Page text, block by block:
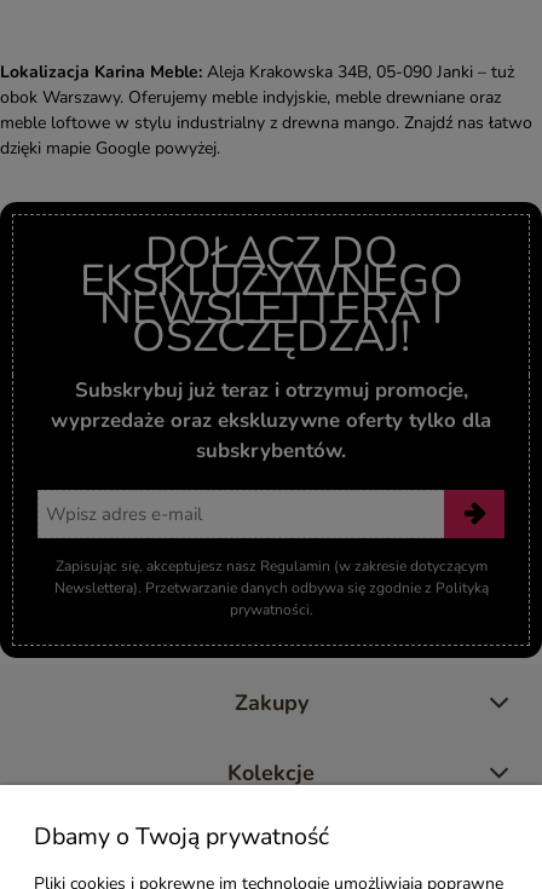
Lokalizacja Karina Meble: Aleja Krakowska 34B, 05-090 Janki – tuż
obok Warszawy. Oferujemy meble indyjskie, meble drewniane oraz
meble loftowe w stylu industrialny z drewna mango. Znajdź nas łatwo
dzięki mapie Google powyżej.
DOŁĄCZ DO
EKSKLUZYWNEGO
NEWSLETTERA I
OSZCZĘDZAJ!
Subskrybuj już teraz i otrzymuj promocje,
wyprzedaże oraz ekskluzywne oferty tylko dla
subskrybentów.
Zapisując się, akceptujesz nasz Regulamin (w zakresie dotyczącym
Newslettera). Przetwarzanie danych odbywa się zgodnie z Polityką
prywatności.
Zakupy
Kolekcje
Moje konto
Dbamy o Twoją prywatność
Pliki cookies i pokrewne im technologie umożliwiają poprawne